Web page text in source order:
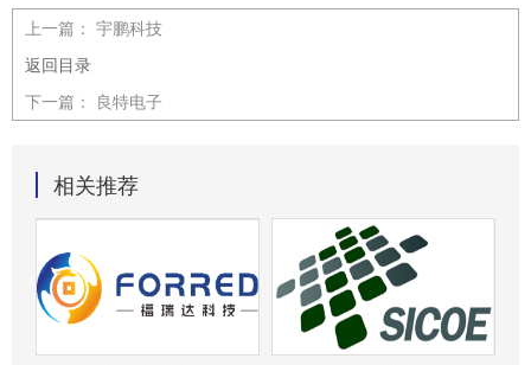
上一篇： 宇鹏科技
返回目录
下一篇： 良特电子
相关推荐